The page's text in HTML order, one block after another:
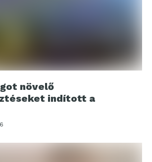
növelő
indított a